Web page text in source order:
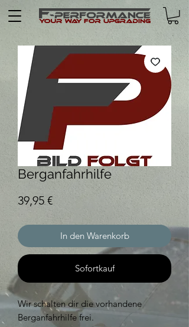
Berganfahrhilfe
39,95 €Preis
In den Warenkorb
Sofortkauf
Wir schalten dir die vorhandene
Berganfahrhilfe frei.